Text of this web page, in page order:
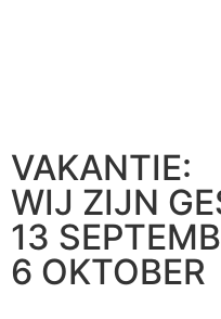
VAKANTIE:
WIJ ZIJN
13
6 OKTOBER